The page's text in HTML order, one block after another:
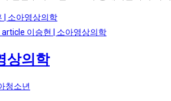
| 소아영상의학
상의학
청소년